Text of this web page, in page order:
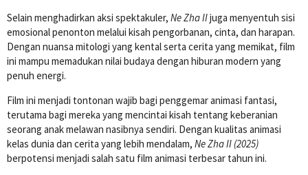
Selain menghadirkan aksi spektakuler, Ne Zha IIjuga menyentuh sisi
emosional penonton melalui kisah pengorbanan, cinta, dan harapan.
Dengan nuansa mitologi yang kental serta cerita yang memikat, film
ini mampu memadukan nilai budaya dengan hiburan modern yang
penuh energi.
Film ini menjadi tontonan wajib bagi penggemar animasi fantasi,
terutama bagi mereka yang mencintai kisah tentang keberanian
seorang anak melawan nasibnya sendiri. Dengan kualitas animasi
kelas dunia dan cerita yang lebih mendalam, Ne Zha II (2025)
berpotensi menjadi salah satu film animasi terbesar tahun ini.